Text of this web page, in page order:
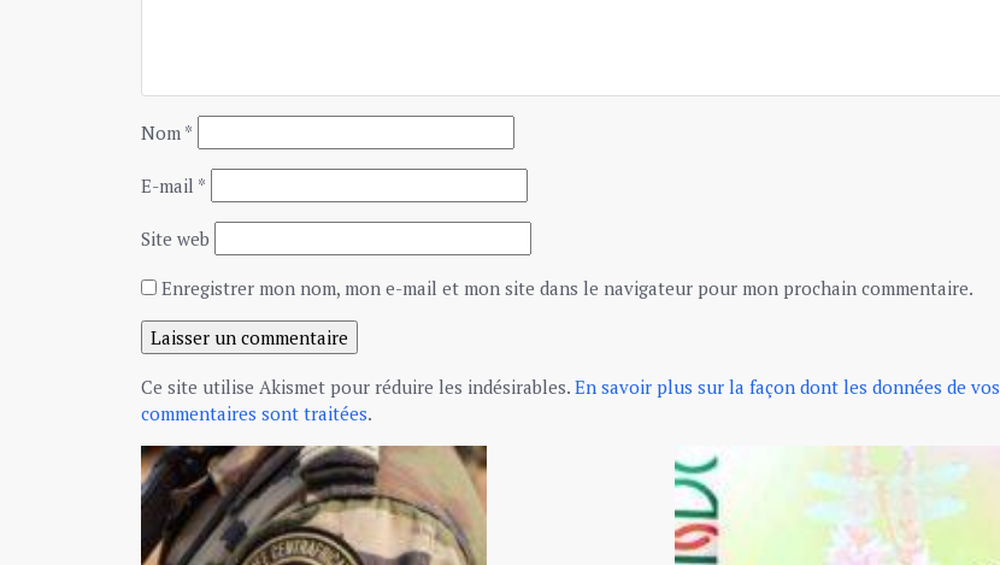
Nom *
E-mail *
Site web
Enregistrer mon nom, mon e-mail et mon site dans le navigateur pour mon prochain commentaire.
Ce site utilise Akismet pour réduire les indésirables. En savoir plus sur la façon dont les données de vos
commentaires sont traitées.